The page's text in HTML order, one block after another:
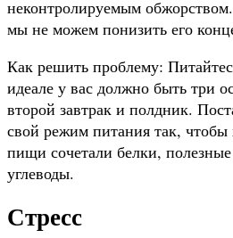
неконтролируемым
мы не можем понизить его
Как решить проблему:
идеале у вас должно быть три
второй завтрак и полдник.
свой режим питания так,
пищи сочетали белки,
углеводы.
Стресс